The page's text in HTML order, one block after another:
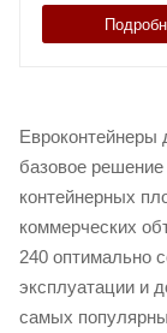
базовое
контейнерных
коммерческих
240 оптимально
эксплуатации и
самых